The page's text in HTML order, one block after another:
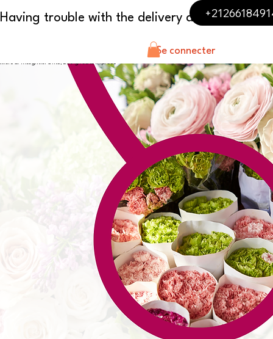
Se connecter
& Thoughtful Gifts, Designed to Impress